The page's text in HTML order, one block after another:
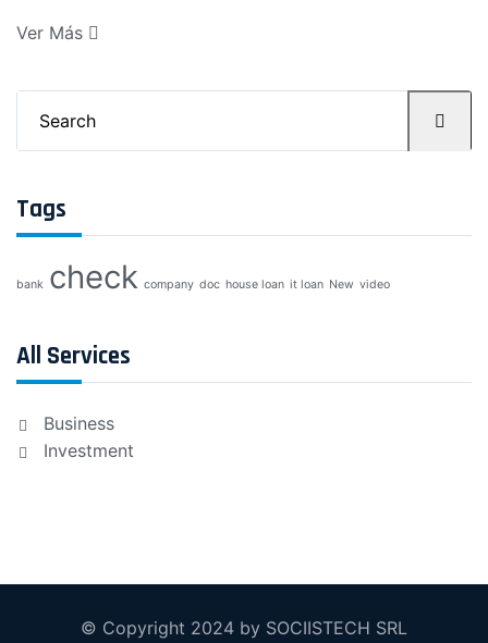
Ver Más
for:
Tags
bank check company doc house loan it loan New video
All Services
Business
Investment
© Copyright 2024 by SOCIISTECH SRL